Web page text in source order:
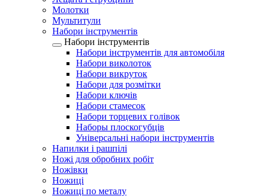
Молотки
Мультитули
Набори інструментів
Набори інструментів
Набори інструментів для автомобіля
Набори виколоток
Набори викруток
Набори для розмітки
Набори ключів
Набори стамесок
Набори торцевих голівок
Наборы плоскогубців
Універсальні набори інструментів
Напилки і рашпілі
Ножі для обробних робіт
Ножівки
Ножиці
Ножиці по металу